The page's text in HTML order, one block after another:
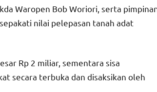
Waropen Bob Woriori, serta
nilai pelepasan tanah adat
Rp 2 miliar, sementara sisa
secara terbuka dan disaksikan oleh